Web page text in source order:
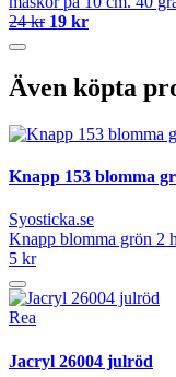
24 kr 19 kr
Även köpta
Knapp 153 blomma
Syosticka.se
Knapp blomma grön 2
5 kr
Rea
Jacryl 26004 julröd